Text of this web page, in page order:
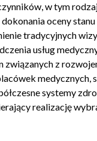
w tym
oceny
tradycyjnych
usług
związanych z
systemy
realizację